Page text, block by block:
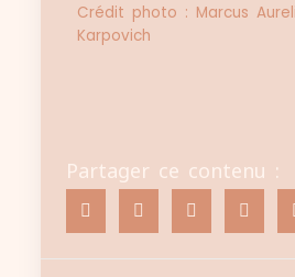
Crédit photo : Marcus
Karpovich
Partager ce contenu :